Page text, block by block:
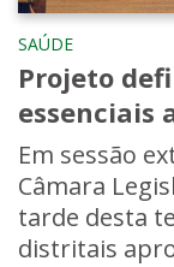
SAÚDE
Projeto
essenciais
Em sessão
Câmara
tarde desta
distritais